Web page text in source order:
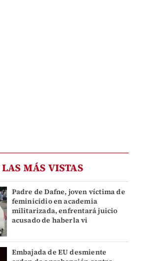
LAS MÁS VISTAS
Padre de Dafne, joven víctima de
feminicidio en academia
militarizada, enfrentará juicio
acusado de haberla vi
Embajada de EU desmiente